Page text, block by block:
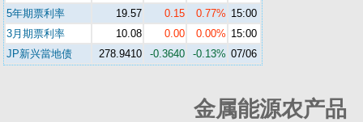
5年期票利率
19.57 0.15 0.77% 15:00
3月期票利率
10.08 0.00 0.00% 15:00
JP新兴當地债
278.9410 -0.3640 -0.13% 07/06
金属能源农产